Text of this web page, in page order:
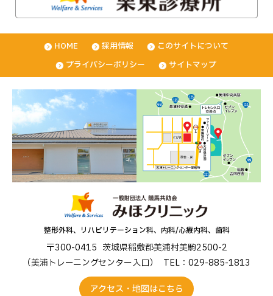
HOME 採用情報
このサイトについて
プライバシーポリシー
サイトマップ
整形外科、リハビリテーション科、内科/心療内科、歯科
〒300-0415 茨城県稲敷郡美浦村美駒2500-2
（美浦トレーニングセンター入口）
TEL：029-885-1813
アクセス・地図はこちら